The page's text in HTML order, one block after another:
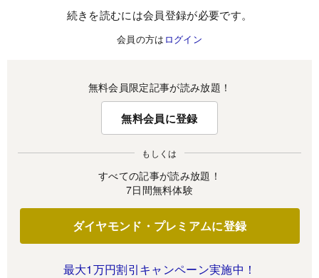
続きを読むには会員登録が必要です。
会員の方は ログイン
無料会員限定記事が読み放題！
無料会員に登録
もしくは
すべての記事が読み放題！
7日間無料体験
ダイヤモンド・プレミアムに登録
最大1万円割引キャンペーン実施中！